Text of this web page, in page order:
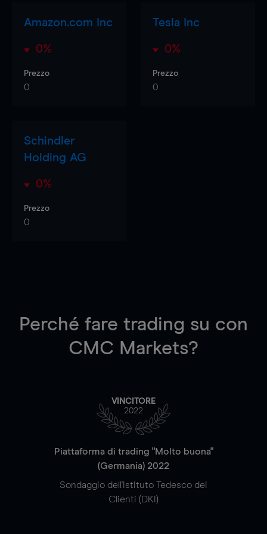
Amazon.com Inc
0%
Prezzo
0
Tesla Inc
0%
Prezzo
0
Schindler
Holding AG
0%
Prezzo
0
Perché fare trading su con
CMC Markets?
VINCITORE
2022
Piattaforma di trading "Molto buona"
(Germania) 2022
Sondaggio dell'Istituto Tedesco dei
Clienti (DKI)